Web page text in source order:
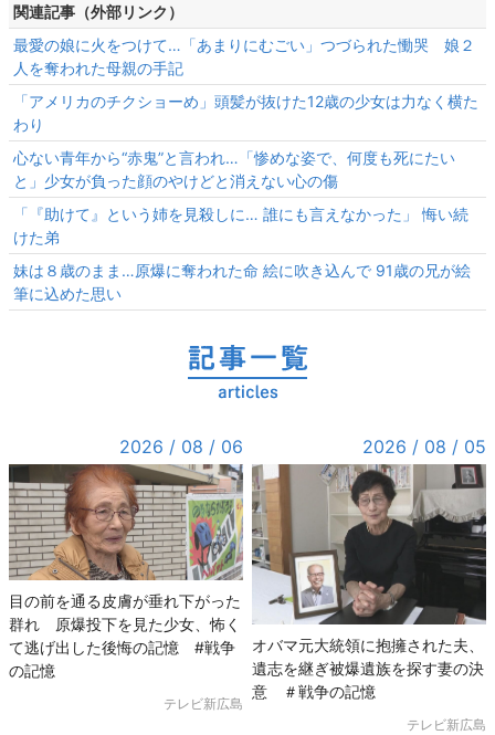
関連記事（外部リンク）
最愛の娘に火をつけて…「あまりにむごい」つづられた慟哭 娘２
人を奪われた母親の手記
「アメリカのチクショーめ」頭髪が抜けた12歳の少女は力なく横た
わり
心ない青年から“赤鬼”と言われ…「惨めな姿で、何度も死にたい
と」少女が負った顔のやけどと消えない心の傷
「『助けて』という姉を見殺しに… 誰にも言えなかった」 悔い続
けた弟
妹は８歳のまま…原爆に奪われた命 絵に吹き込んで 91歳の兄が絵
筆に込めた思い
2026 / 08 / 06
目の前を通る皮膚が垂れ下がった
群れ 原爆投下を見た少女、怖く
て逃げ出した後悔の記憶 #戦争
の記憶
テレビ新広島
2026 / 08 / 05
オバマ元大統領に抱擁された夫、
遺志を継ぎ被爆遺族を探す妻の決
意 ＃戦争の記憶
テレビ新広島